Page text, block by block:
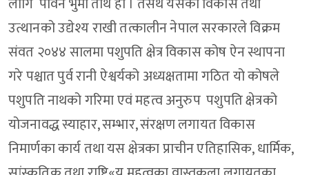
उत्थानको उद्येश्य राखी तत्कालीन नेपाल सरकारले विक्रम
संवत २०४४ सालमा पशुपति क्षेत्र विकास कोष ऐन स्थापना
गरे पश्चात पुर्व रानी ऐश्वर्यको अध्यक्षतामा गठित यो कोषले
पशुपति नाथको गरिमा एवं महत्व अनुरुप पशुपति क्षेत्रको
योजनावद्ध स्याहार, सम्भार, संरक्षण लगायत विकास
निमार्णका कार्य तथा यस क्षेत्रका प्राचीन एतिहासिक, धार्मिक,